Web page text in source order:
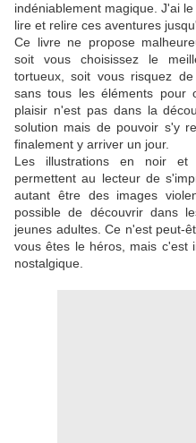
indéniablement magique. J'ai
lire et relire ces aventures
Ce livre ne propose
soit vous choisissez le
tortueux, soit vous risquez
sans tous les éléments
plaisir n'est pas dans la
solution mais de pouvoir s'y
finalement y arriver un jour.
Les illustrations en noir
permettent au lecteur de
autant être des images
possible de découvrir dans
jeunes adultes. Ce n'est peut-
vous êtes le héros, mais c'est
nostalgique.